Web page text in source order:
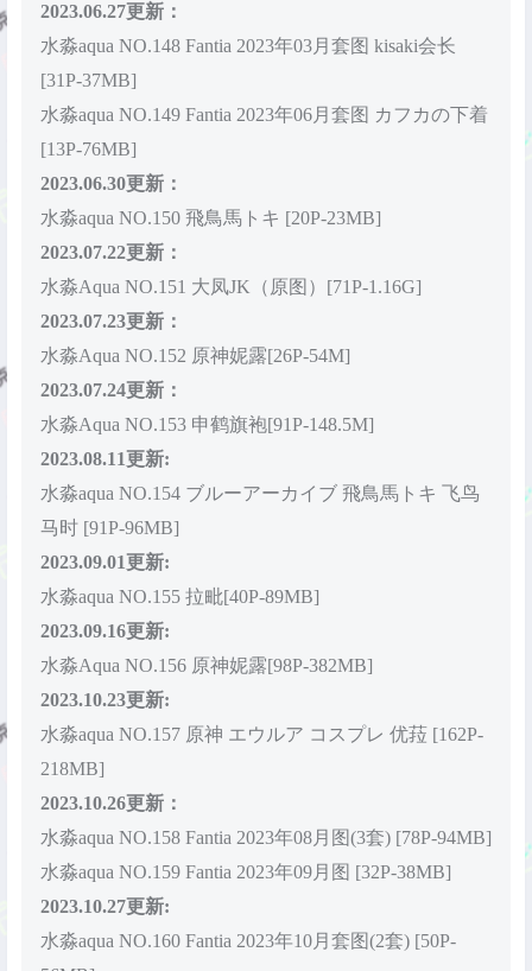
2023.06.27更新：
水淼aqua NO.148 Fantia 2023年03月套图 kisaki会长
[31P-37MB]
水淼aqua NO.149 Fantia 2023年06月套图 カフカの下着
[13P-76MB]
2023.06.30更新：
水淼aqua NO.150 飛鳥馬トキ [20P-23MB]
2023.07.22更新：
水淼Aqua NO.151 大凤JK（原图）[71P-1.16G]
2023.07.23更新：
水淼Aqua NO.152 原神妮露[26P-54M]
2023.07.24更新：
水淼Aqua NO.153 申鹤旗袍[91P-148.5M]
2023.08.11更新:
水淼aqua NO.154 ブルーアーカイブ 飛鳥馬トキ 飞鸟
马时 [91P-96MB]
2023.09.01更新:
水淼aqua NO.155 拉毗[40P-89MB]
2023.09.16更新:
水淼Aqua NO.156 原神妮露[98P-382MB]
2023.10.23更新:
水淼aqua NO.157 原神 エウルア コスプレ 优菈 [162P-
218MB]
2023.10.26更新：
水淼aqua NO.158 Fantia 2023年08月图(3套) [78P-94MB]
水淼aqua NO.159 Fantia 2023年09月图 [32P-38MB]
2023.10.27更新:
水淼aqua NO.160 Fantia 2023年10月套图(2套) [50P-